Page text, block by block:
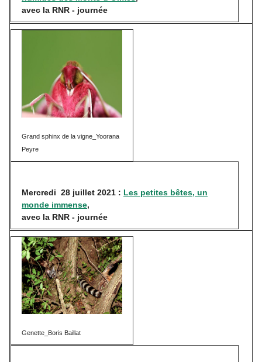
avec la RNR - journée
Grand sphinx de la vigne_Yoorana
Peyre
Mercredi 28 juillet 2021 : Les petites bêtes, un
monde immense,
avec la RNR - journée
Genette_Boris Baillat